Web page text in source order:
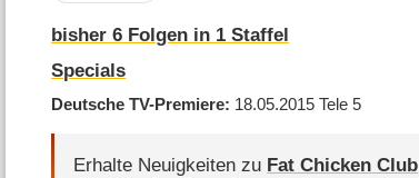
bisher6 Folgen in 1 Staffel
Specials
Deutsche TV-Premiere 18.05.2015Tele 5
Erhalte Neuigkeiten zu Fat Chicken Club